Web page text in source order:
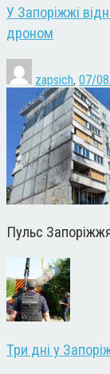
У Запоріжжі
дроном
zapsich, 07/
Пульс
Три дні у